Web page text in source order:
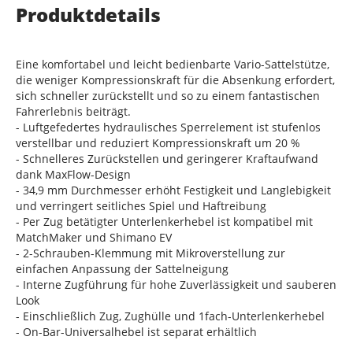
Produktdetails
Eine komfortabel und leicht bedienbarte Vario-Sattelstütze,
die weniger Kompressionskraft für die Absenkung erfordert,
sich schneller zurückstellt und so zu einem fantastischen
Fahrerlebnis beiträgt.
- Luftgefedertes hydraulisches Sperrelement ist stufenlos
verstellbar und reduziert Kompressionskraft um 20 %
- Schnelleres Zurückstellen und geringerer Kraftaufwand
dank MaxFlow-Design
- 34,9 mm Durchmesser erhöht Festigkeit und Langlebigkeit
und verringert seitliches Spiel und Haftreibung
- Per Zug betätigter Unterlenkerhebel ist kompatibel mit
MatchMaker und Shimano EV
- 2-Schrauben-Klemmung mit Mikroverstellung zur
einfachen Anpassung der Sattelneigung
- Interne Zugführung für hohe Zuverlässigkeit und sauberen
Look
- Einschließlich Zug, Zughülle und 1fach-Unterlenkerhebel
- On-Bar-Universalhebel ist separat erhältlich